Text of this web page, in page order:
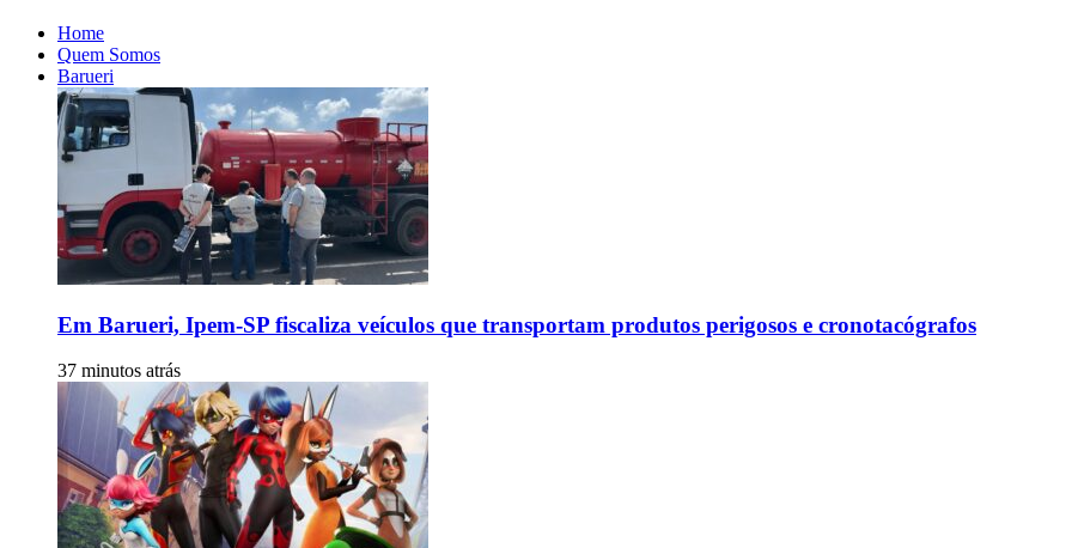
Home
Quem Somos
Barueri
Em Barueri, Ipem-SP fiscaliza veículos que transportam produtos perigosos e cronotacógrafos
37 minutos atrás